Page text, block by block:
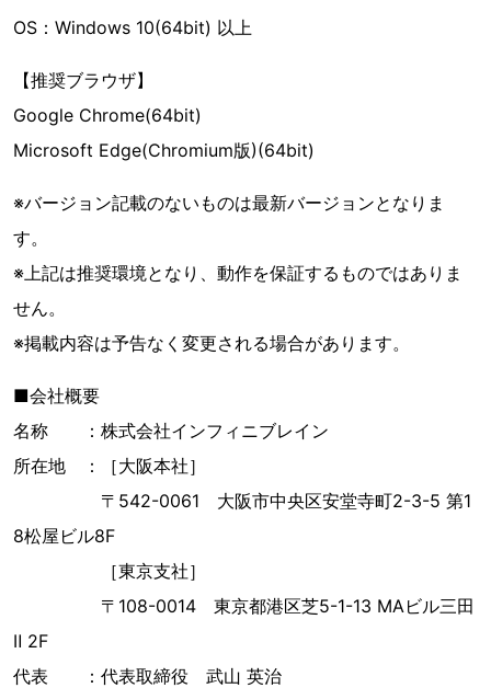
OS：Windows 10(64bit) 以上
【推奨ブラウザ】
Google Chrome(64bit)
Microsoft Edge(Chromium版)(64bit)
※バージョン記載のないものは最新バージョンとなりま
す。
※上記は推奨環境となり、動作を保証するものではありま
せん。
※掲載内容は予告なく変更される場合があります。
■会社概要
名称 ：株式会社インフィニブレイン
所在地 ：［大阪本社］
〒542-0061 大阪市中央区安堂寺町2-3-5 第1
8松屋ビル8F
［東京支社］
〒108-0014 東京都港区芝5-1-13 MAビル三田
Ⅱ 2F
代表 ：代表取締役 武山 英治